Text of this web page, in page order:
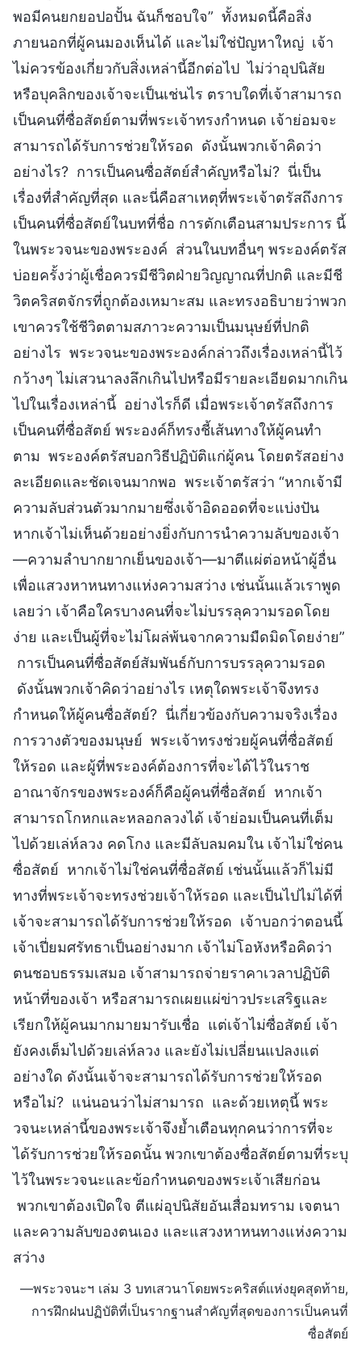
พอมีคนยกยอปอปั้น ฉันก็ชอบใจ” ทั้งหมดนี้คือสิ่ง
ภายนอกที่ผู้คนมองเห็นได้ และไม่ใช่ปัญหาใหญ่ เจ้า
ไม่ควรข้องเกี่ยวกับสิ่งเหล่านี้อีกต่อไป ไม่ว่าอุปนิสัย
หรือบุคลิกของเจ้าจะเป็นเช่นไร ตราบใดที่เจ้าสามารถ
เป็นคนที่ซื่อสัตย์ตามที่พระเจ้าทรงกำหนด เจ้าย่อมจะ
สามารถได้รับการช่วยให้รอด ดังนั้นพวกเจ้าคิดว่า
อย่างไร? การเป็นคนซื่อสัตย์สำคัญหรือไม่? นี่เป็น
เรื่องที่สำคัญที่สุด และนี่คือสาเหตุที่พระเจ้าตรัสถึงการ
เป็นคนที่ซื่อสัตย์ในบทที่ชื่อ การตักเตือนสามประการ นี้
ในพระวจนะของพระองค์ ส่วนในบทอื่นๆ พระองค์ตรัส
บ่อยครั้งว่าผู้เชื่อควรมีชีวิตฝ่ายวิญญาณที่ปกติ และมีชี
วิตคริสตจักรที่ถูกต้องเหมาะสม และทรงอธิบายว่าพวก
เขาควรใช้ชีวิตตามสภาวะความเป็นมนุษย์ที่ปกติ
อย่างไร พระวจนะของพระองค์กล่าวถึงเรื่องเหล่านี้ไว้
กว้างๆ ไม่เสวนาลงลึกเกินไปหรือมีรายละเอียดมากเกิน
ไปในเรื่องเหล่านี้ อย่างไรก็ดี เมื่อพระเจ้าตรัสถึงการ
เป็นคนที่ซื่อสัตย์ พระองค์ก็ทรงชี้เส้นทางให้ผู้คนทำ
ตาม พระองค์ตรัสบอกวิธีปฏิบัติแก่ผู้คน โดยตรัสอย่าง
ละเอียดและชัดเจนมากพอ พระเจ้าตรัสว่า “หากเจ้ามี
ความลับส่วนตัวมากมายซึ่งเจ้าอิดออดที่จะแบ่งปัน
หากเจ้าไม่เห็นด้วยอย่างยิ่งกับการนำความลับของเจ้า
—ความลำบากยากเย็นของเจ้า—มาตีแผ่ต่อหน้าผู้อื่น
เพื่อแสวงหาหนทางแห่งความสว่าง เช่นนั้นแล้วเราพูด
เลยว่า เจ้าคือใครบางคนที่จะไม่บรรลุความรอดโดย
ง่าย และเป็นผู้ที่จะไม่โผล่พ้นจากความมืดมิดโดยง่าย”
การเป็นคนที่ซื่อสัตย์สัมพันธ์กับการบรรลุความรอด
ดังนั้นพวกเจ้าคิดว่าอย่างไร เหตุใดพระเจ้าจึงทรง
กำหนดให้ผู้คนซื่อสัตย์? นี่เกี่ยวข้องกับความจริงเรื่อง
การวางตัวของมนุษย์ พระเจ้าทรงช่วยผู้คนที่ซื่อสัตย์
ให้รอด และผู้ที่พระองค์ต้องการที่จะได้ไว้ในราช
อาณาจักรของพระองค์ก็คือผู้คนที่ซื่อสัตย์ หากเจ้า
สามารถโกหกและหลอกลวงได้ เจ้าย่อมเป็นคนที่เต็ม
ไปด้วยเล่ห์ลวง คดโกง และมีลับลมคมใน เจ้าไม่ใช่คน
ซื่อสัตย์ หากเจ้าไม่ใช่คนที่ซื่อสัตย์ เช่นนั้นแล้วก็ไม่มี
ทางที่พระเจ้าจะทรงช่วยเจ้าให้รอด และเป็นไปไม่ได้ที่
เจ้าจะสามารถได้รับการช่วยให้รอด เจ้าบอกว่าตอนนี้
เจ้าเปี่ยมศรัทธาเป็นอย่างมาก เจ้าไม่โอหังหรือคิดว่า
ตนชอบธรรมเสมอ เจ้าสามารถจ่ายราคาเวลาปฏิบัติ
หน้าที่ของเจ้า หรือสามารถเผยแผ่ข่าวประเสริฐและ
เรียกให้ผู้คนมากมายมารับเชื่อ แต่เจ้าไม่ซื่อสัตย์ เจ้า
ยังคงเต็มไปด้วยเล่ห์ลวง และยังไม่เปลี่ยนแปลงแต่
อย่างใด ดังนั้นเจ้าจะสามารถได้รับการช่วยให้รอด
หรือไม่? แน่นอนว่าไม่สามารถ และด้วยเหตุนี้ พระ
วจนะเหล่านี้ของพระเจ้าจึงย้ำเตือนทุกคนว่าการที่จะ
ได้รับการช่วยให้รอดนั้น พวกเขาต้องซื่อสัตย์ตามที่ระบุ
ไว้ในพระวจนะและข้อกำหนดของพระเจ้าเสียก่อน
พวกเขาต้องเปิดใจ ตีแผ่อุปนิสัยอันเสื่อมทราม เจตนา
และความลับของตนเอง และแสวงหาหนทางแห่งความ
สว่าง
—พระวจนะฯ เล่ม 3 บทเสวนาโดยพระคริสต์แห่งยุคสุดท้าย,
การฝึกฝนปฏิบัติที่เป็นรากฐานสำคัญที่สุดของการเป็นคนที่
ซื่อสัตย์